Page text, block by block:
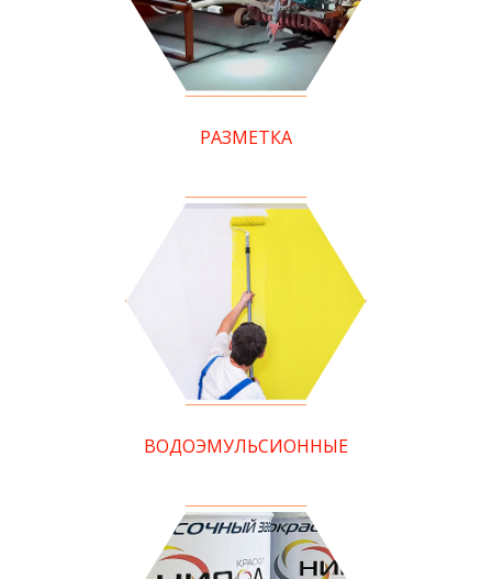
РАЗМЕТКА
ВОДОЭМУЛЬСИОННЫЕ